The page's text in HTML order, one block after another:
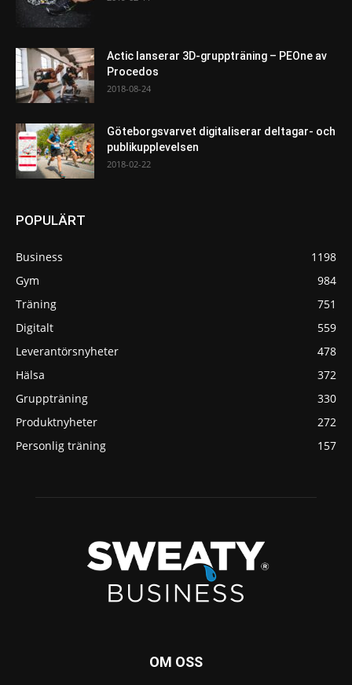
Actic lanserar 3D-gruppträning – PEOne av
Procedos
2018-08-24
Göteborgsvarvet digitaliserar deltagar- och
publikupplevelsen
2018-02-22
POPULÄRT
Business
1198
Gym
984
Träning
751
Digitalt
559
Leverantörsnyheter
478
Hälsa
372
Gruppträning
330
Produktnyheter
272
Personlig träning
157
OM OSS